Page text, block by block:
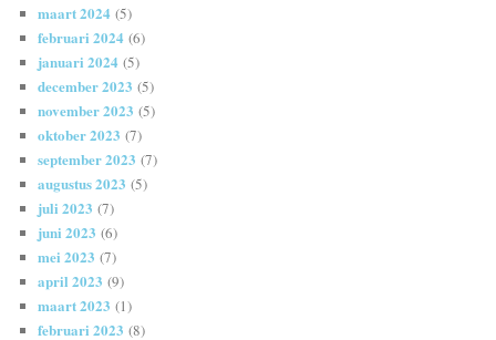
maart 2024 (5)
februari 2024 (6)
januari 2024 (5)
december 2023 (5)
november 2023 (5)
oktober 2023 (7)
september 2023 (7)
augustus 2023 (5)
juli 2023 (7)
juni 2023 (6)
mei 2023 (7)
april 2023 (9)
maart 2023 (1)
februari 2023 (8)